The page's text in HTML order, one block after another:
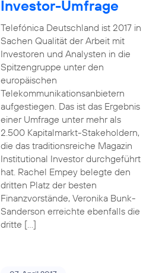
Investor-Umfrage
Telefónica Deutschland ist 2017 in
Sachen Qualität der Arbeit mit
Investoren und Analysten in die
Spitzengruppe unter den
europäischen
Telekommunikationsanbietern
aufgestiegen. Das ist das Ergebnis
einer Umfrage unter mehr als
2.500 Kapitalmarkt-Stakeholdern,
die das traditionsreiche Magazin
Institutional Investor durchgeführt
hat. Rachel Empey belegte den
dritten Platz der besten
Finanzvorstände, Veronika Bunk-
Sanderson erreichte ebenfalls die
dritte […]